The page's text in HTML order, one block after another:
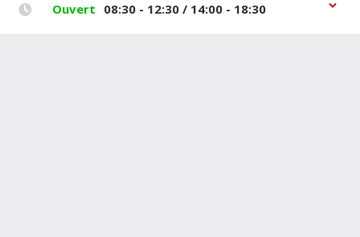
Ouvert 08:30 - 12:30 / 14:00 - 18:30